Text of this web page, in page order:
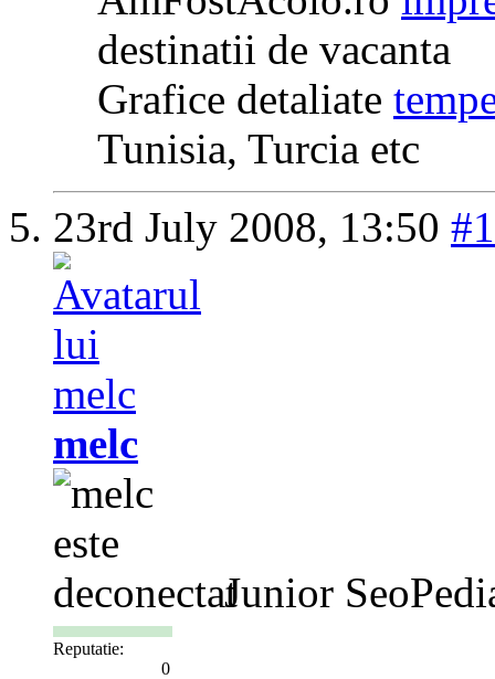
destinatii de vacanta
Grafice detaliate
Tunisia, Turcia etc
23rd July 2008, 13:50
melc
Junior
Reputatie:
0